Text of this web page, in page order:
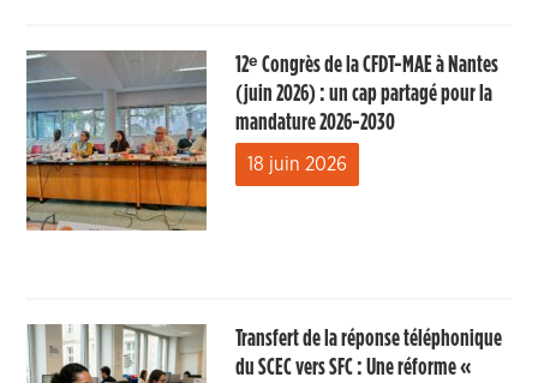
12ᵉ Congrès de la CFDT-MAE à Nantes
(juin 2026) : un cap partagé pour la
mandature 2026-2030
18 juin 2026
Transfert de la réponse téléphonique
du SCEC vers SFC : Une réforme «